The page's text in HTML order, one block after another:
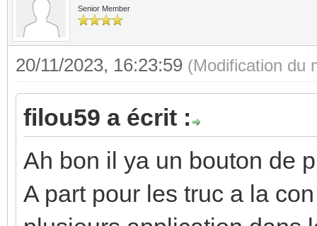
Senior Member
20/11/2023, 16:23:59 (Modification du
filou59 a écrit :
Ah bon il ya un bouton de
A part pour les truc a la